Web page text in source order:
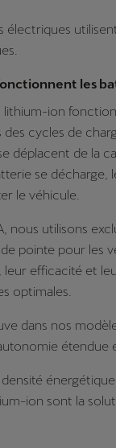
électriques
les
lithium-ion
cycles de
déplacent de la
se décharge,
le véhicule.
nous utilisons
pointe pour les
efficacité et
optimales.
dans nos
étendue
ion sont la